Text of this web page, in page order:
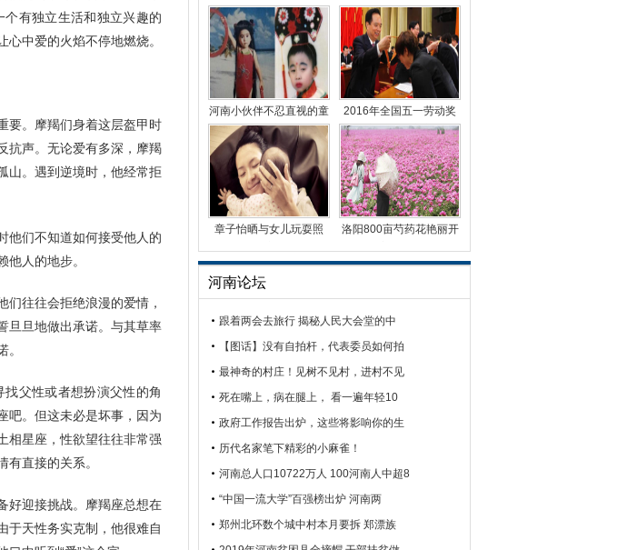
有独立生活和独立兴趣的
中爱的火焰不停地燃烧。
要。摩羯们身着这层盔甲时
抗声。无论爱有多深，摩羯
山。遇到逆境时，他经常拒
他们不知道如何接受他人的
人的地步。
往往会拒绝浪漫的爱情，
旦旦地做出承诺。与其草率
父性或者想扮演父性的角
吧。但这未必是坏事，因为
相星座，性欲望往往非常强
直接的关系。
好迎接挑战。摩羯座总想在
于天性务实克制，他很难自
河南小伙伴不忍直视的童
年照 你一定也有一
2016年全国五一劳动奖
表彰大会北京举行
章子怡晒与女儿玩耍照
洛阳800亩芍药花艳丽开
河南论坛
跟着两会去旅行 揭秘人民大会堂的中
【图话】没有自拍杆，代表委员如何拍
最神奇的村庄！见树不见村，进村不见
死在嘴上，病在腿上， 看一遍年轻10
政府工作报告出炉，这些将影响你的生
历代名家笔下精彩的小麻雀！
河南总人口10722万人 100河南人中超8
“中国一流大学”百强榜出炉 河南两
郑州北环数个城中村本月要拆 郑漂族